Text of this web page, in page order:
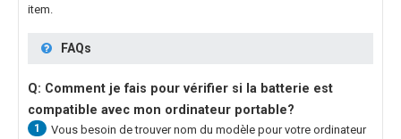
item.
FAQs
Q: Comment je fais pour vérifier si la batterie est
compatible avec mon ordinateur portable?
1
Vous besoin de trouver nom du modèle pour votre ordinateur